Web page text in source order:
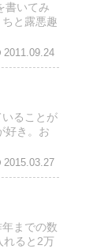
書いてみ
と露悪趣
2011.09.24
ることが
好き。お
2015.03.27
までの数
れると2万